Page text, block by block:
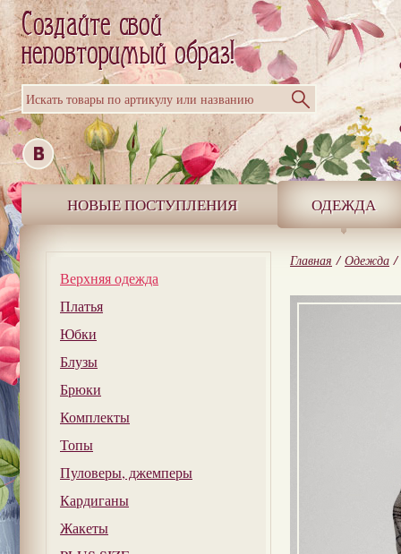
Искать товары по артикулу или названию
НОВЫЕ ПОСТУПЛЕНИЯ ОДЕЖДА
Верхняя одежда
Платья
Юбки
Блузы
Брюки
Комплекты
Топы
Пуловеры, джемперы
Кардиганы
Жакеты
Главная / Одежда /